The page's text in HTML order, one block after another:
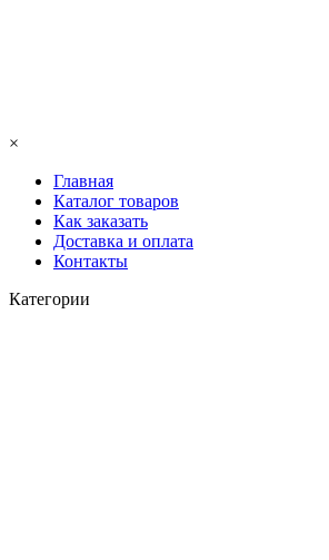
×
Главная
Каталог товаров
Как заказать
Доставка и оплата
Контакты
Категории